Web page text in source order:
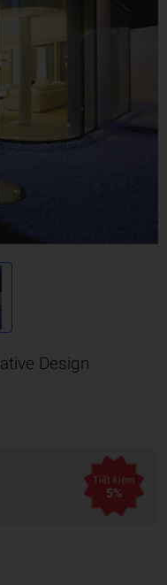
Design
Tiết kiệm
5%